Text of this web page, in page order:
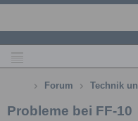
Forum Technik
Probleme bei FF-10